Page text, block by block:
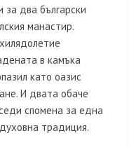
за два български
манастир.
в камъка
като оазис
И двата обаче
спомена за една
традиция.